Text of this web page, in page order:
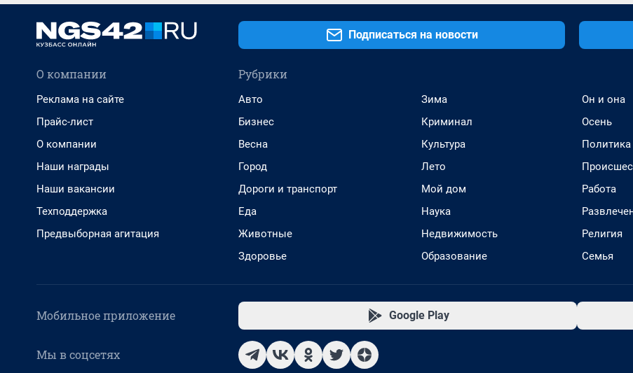
Подписаться на новости
О компании
Реклама на сайте
Прайс-лист
О компании
Наши награды
Наши вакансии
Техподдержка
Предвыборная агитация
Рубрики
Авто
Бизнес
Весна
Город
Дороги и транспорт
Еда
Животные
Здоровье
Зима
Криминал
Культура
Лето
Мой дом
Наука
Недвижимость
Образование
Он и она
Осень
Политика
Работа
Религия
Семья
Мобильное приложение Google Play
Мы в соцсетях